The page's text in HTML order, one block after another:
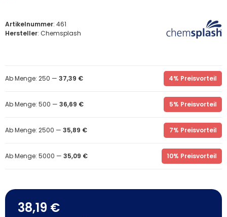
Artikelnummer: 461
Hersteller: Chemsplash
Ab Menge: 250 — 37,39 € 4% Preisvorteil
Ab Menge: 500 — 36,69 € 5% Preisvorteil
Ab Menge: 2500 — 35,89 € 7% Preisvorteil
Ab Menge: 5000 — 35,09 € 10% Preisvorteil
38,19 €